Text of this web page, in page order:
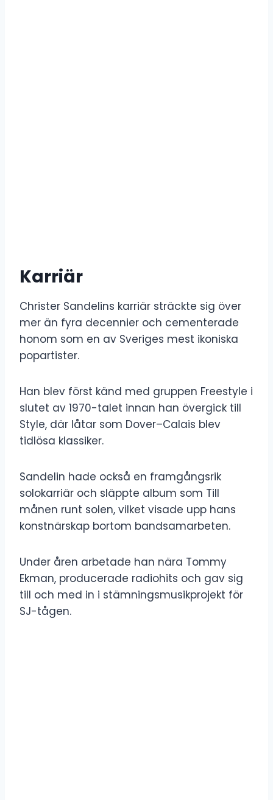
Karriär
Christer Sandelins karriär sträckte sig över
mer än fyra decennier och cementerade
honom som en av Sveriges mest ikoniska
popartister.
Han blev först känd med gruppen Freestyle i
slutet av 1970-talet innan han övergick till
Style, där låtar som Dover–Calais blev
tidlösa klassiker.
Sandelin hade också en framgångsrik
solokarriär och släppte album som Till
månen runt solen, vilket visade upp hans
konstnärskap bortom bandsamarbeten.
Under åren arbetade han nära Tommy
Ekman, producerade radiohits och gav sig
till och med in i stämningsmusikprojekt för
SJ-tågen.